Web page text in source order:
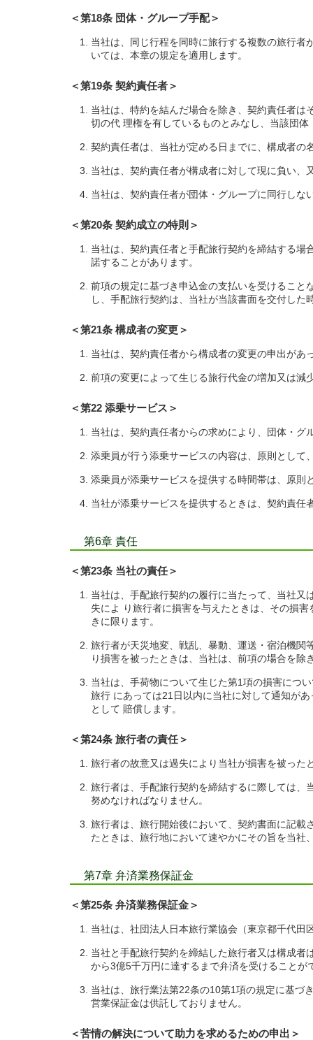
＜第18条 団体・グループ手配＞
当社は、同じ行程を同時に旅行する複数の旅行
いては、本章の規定を適用します。
＜第19条 契約責任者＞
当社は、特約を結んだ場合を除き、契約責任者
切の代 理権を有しているものとみなし、当該団
契約責任者は、当社が定める日までに、構成者の
当社は、契約責任者が構成者に対して現に負い
当社は、契約責任者が団体・グループに同行し
＜第20条 契約成立の特則＞
当社は、契約責任者と手配旅行契約を締結する
諾することがあります。
前項の規定に基づき申込金の支払いを受けること
し、手配旅行契約は、当社が当該書面を交付した
＜第21条 構成者の変更＞
当社は、契約責任者から構成者の変更の申出があ
前項の変更によって生じる旅行代金の増加又は減
＜第22 添乗サービス＞
当社は、契約責任者からの求めにより、団体・
添乗員が行う添乗サービスの内容は、原則として
添乗員が添乗サービスを提供する時間帯は、原則
当社が添乗サービスを提供するときは、契約責
第6章 責任
＜第23条 当社の責任＞
当社は、手配旅行契約の履行に当たって、当社
失によ り旅行者に損害を与えたときは、その損
きに限ります。
旅行者が天災地変、戦乱、暴動、運送・宿泊機関
り損害を被ったときは、当社は、前項の場合を
当社は、手荷物について生じた第1項の損害につ
旅行 にあっては21日以内に当社に対して通知が
として 賠償します。
＜第24条 旅行者の責任＞
旅行者の故意又は過失により当社が損害を被った
旅行者は、手配旅行契約を締結するに際しては、
努めなければなりません。
旅行者は、旅行開始後において、契約書面に記載
たときは、旅行地において速やかにその旨を当
第7章 弁済業務保証金
＜第25条 弁済業務保証金＞
当社は、社団法人日本旅行業協会（東京都千代
当社と手配旅行契約を締結した旅行者又は構成
から3億5千万円に達するまで弁済を受けることが
当社は、旅行業法第22条の10第1項の規定に基づ
営業保証金は供託しておりません。
＜苦情の解決について助力を求めるための申出＞